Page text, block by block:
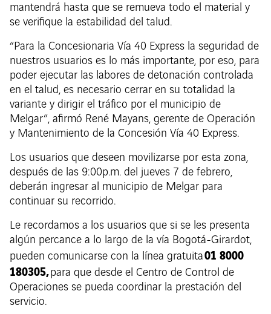
mantendrá hasta que se remueva todo el material y
se verifique la estabilidad del talud.
“Para la Concesionaria Vía 40 Express la seguridad de
nuestros usuarios es lo más importante, por eso, para
poder ejecutar las labores de detonación controlada
en el talud, es necesario cerrar en su totalidad la
variante y dirigir el tráfico por el municipio de
Melgar”, afirmó René Mayans, gerente de Operación
y Mantenimiento de la Concesión Vía 40 Express.
Los usuarios que deseen movilizarse por esta zona,
después de las 9:00p.m. del jueves 7 de febrero,
deberán ingresar al municipio de Melgar para
continuar su recorrido.
Le recordamos a los usuarios que si se les presenta
algún percance a lo largo de la vía Bogotá-Girardot,
pueden comunicarse con la línea gratuita01 8000
180305,para que desde el Centro de Control de
Operaciones se pueda coordinar la prestación del
servicio.